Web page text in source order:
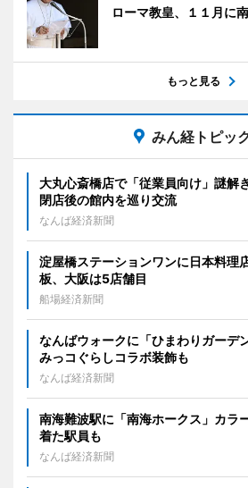
ローマ教皇、１１月に
もっと見る
みん経トピッ
大丸心斎橋店で「従業員向け」謎
閉店後の館内を巡り交流
なんば経済新聞
淀屋橋ステーションワンに日本料
板、大阪は5店舗目
船場経済新聞
なんばウォークに「ひまわりガー
みっコぐらしコラボ装飾も
なんば経済新聞
南海難波駅に「南海ホークス」カ
着た駅員も
なんば経済新聞